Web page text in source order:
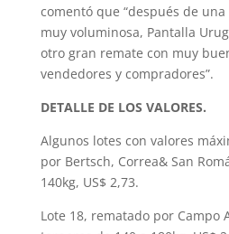
comentó que “después de
muy voluminosa, Pantalla
otro gran remate con muy
vendedores y compradores”.
DETALLE DE LOS VALORES.
Algunos lotes con valores
por Bertsch, Correa& San
140kg, US$ 2,73.
Lote 18, rematado por Campo